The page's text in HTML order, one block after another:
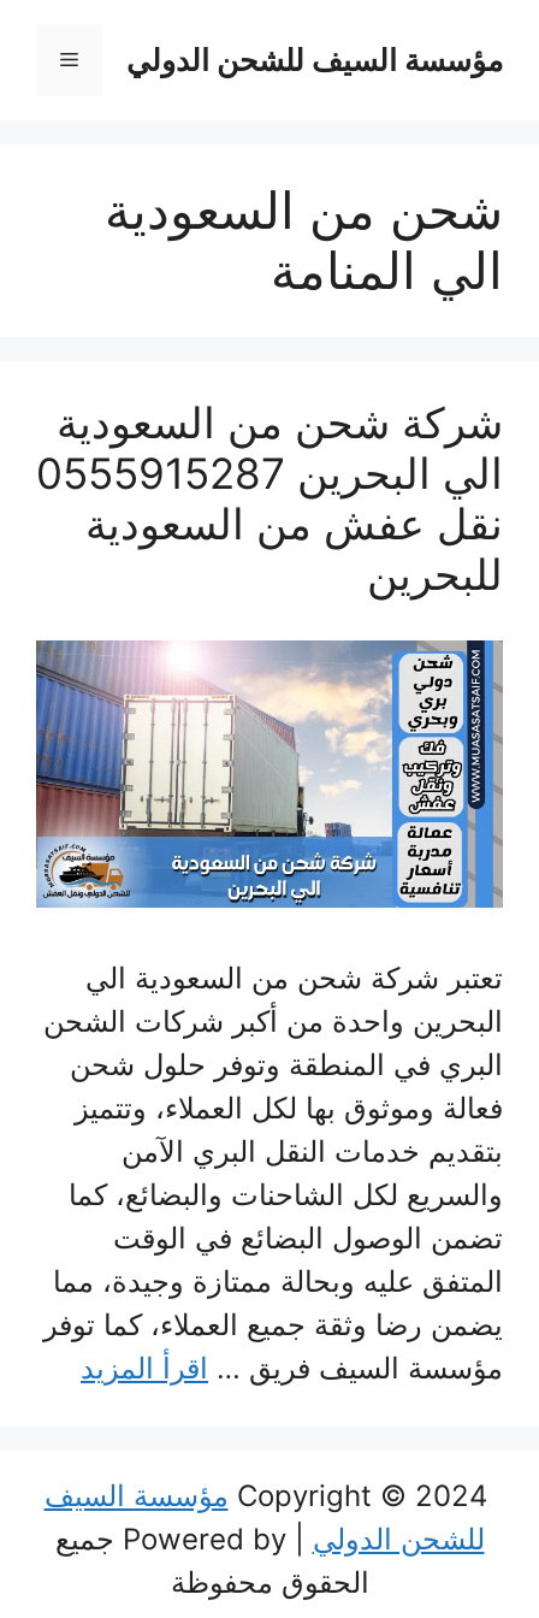
المحتوىمؤسسة السيف للشحن الدولي القائمة
شحن من السعودية
الي المنامة
شركة شحن من السعودية
الي البحرين 0555915287
نقل عفش من السعودية
للبحرين
تعتبر شركة شحن من السعودية الي
البحرين واحدة من أكبر شركات الشحن
البري في المنطقة وتوفر حلول شحن
فعالة وموثوق بها لكل العملاء، وتتميز
بتقديم خدمات النقل البري الآمن
والسريع لكل الشاحنات والبضائع، كما
تضمن الوصول البضائع في الوقت
المتفق عليه وبحالة ممتازة وجيدة، مما
يضمن رضا وثقة جميع العملاء، كما توفر
مؤسسة السيف فريق … اقرأ المزيد
مؤسسة السيف
للشحن الدولي
| Powered by جميع
الحقوق محفوظة